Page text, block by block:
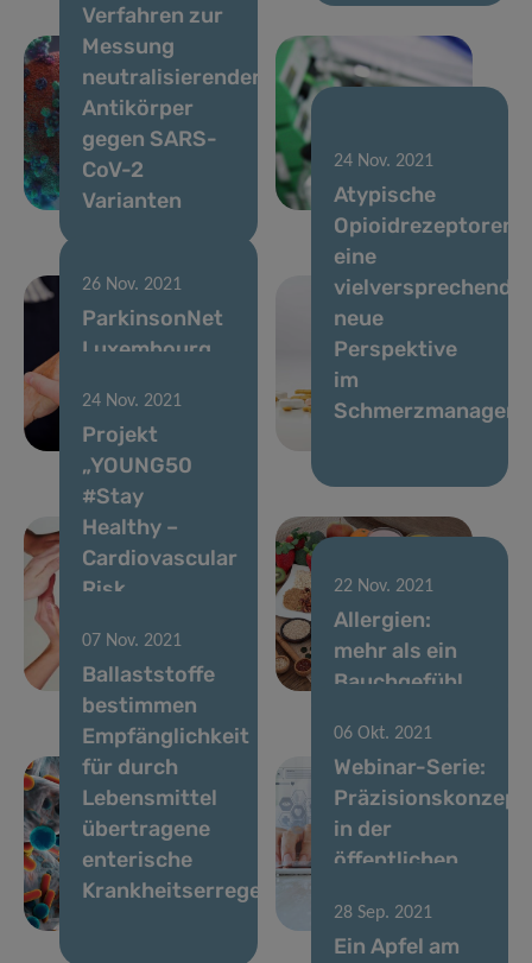
Verfahren zur
Messung
neutralisierender
Antikörper
gegen SARS-
CoV-2
Varianten
Widerstand ist
zwecklos!
26 Nov. 2021
ParkinsonNet
Luxembourg
jähriges
Bestehen
24 Nov. 2021
Atypische
Opioidrezeptoren:
eine
vielversprechende
neue
Perspektive
im
24 Nov. 2021
Projekt
„YOUNG50
#Stay
Healthy –
Cardiovascular
Risk
Luxemburg
gestartet
22 Nov. 2021
Allergien:
mehr als ein
Bauchgefühl
07 Nov. 2021
Ballaststoffe
bestimmen
Empfänglichkeit
für durch
Lebensmittel
übertragene
enterische
Krankheitserreger
06 Okt. 2021
Webinar-Serie:
in der
öffentlichen
2021
28 Sep. 2021
Ein Apfel am